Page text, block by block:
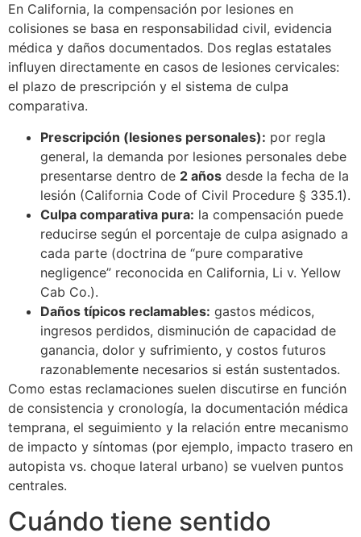
En California, la compensación por lesiones en
colisiones se basa en responsabilidad civil, evidencia
médica y daños documentados. Dos reglas estatales
influyen directamente en casos de lesiones cervicales:
el plazo de prescripción y el sistema de culpa
comparativa.
Prescripción (lesiones personales): por regla
general, la demanda por lesiones personales debe
presentarse dentro de 2 años desde la fecha de la
lesión (California Code of Civil Procedure § 335.1).
Culpa comparativa pura: la compensación puede
reducirse según el porcentaje de culpa asignado a
cada parte (doctrina de “pure comparative
negligence” reconocida en California, Li v. Yellow
Cab Co.).
Daños típicos reclamables: gastos médicos,
ingresos perdidos, disminución de capacidad de
ganancia, dolor y sufrimiento, y costos futuros
razonablemente necesarios si están sustentados.
Como estas reclamaciones suelen discutirse en función
de consistencia y cronología, la documentación médica
temprana, el seguimiento y la relación entre mecanismo
de impacto y síntomas (por ejemplo, impacto trasero en
autopista vs. choque lateral urbano) se vuelven puntos
centrales.
Cuándo tiene sentido